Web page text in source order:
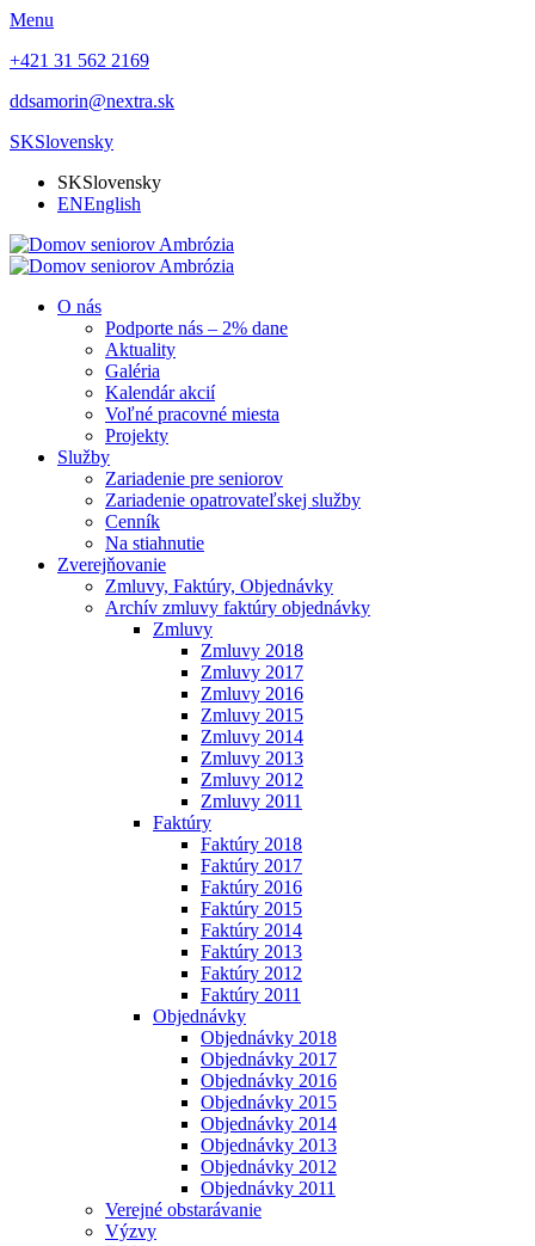
Menu
+421 31 562 2169
ddsamorin@nextra.sk
SKSlovensky
SKSlovensky
ENEnglish
O nás
Podporte nás – 2% dane
Aktuality
Galéria
Kalendár akcií
Voľné pracovné miesta
Projekty
Služby
Zariadenie pre seniorov
Zariadenie opatrovateľskej služby
Cenník
Na stiahnutie
Zverejňovanie
Zmluvy, Faktúry, Objednávky
Archív zmluvy faktúry objednávky
Zmluvy
Zmluvy 2018
Zmluvy 2017
Zmluvy 2016
Zmluvy 2015
Zmluvy 2014
Zmluvy 2013
Zmluvy 2012
Zmluvy 2011
Faktúry
Faktúry 2018
Faktúry 2017
Faktúry 2016
Faktúry 2015
Faktúry 2014
Faktúry 2013
Faktúry 2012
Faktúry 2011
Objednávky
Objednávky 2018
Objednávky 2017
Objednávky 2016
Objednávky 2015
Objednávky 2014
Objednávky 2013
Objednávky 2012
Objednávky 2011
Verejné obstarávanie
Výzvy